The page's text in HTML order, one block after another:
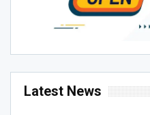
Latest News